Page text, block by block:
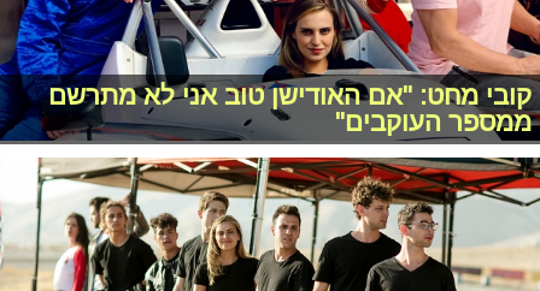
קובי מחט: "אם האודישן טוב אני לא מתרשם
ממספר העוקבים"